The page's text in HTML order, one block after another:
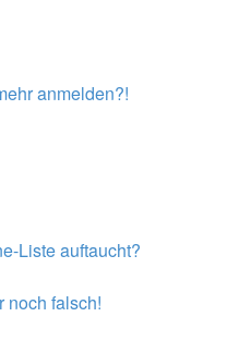
anmelden?!
Liste auftaucht?
noch falsch!